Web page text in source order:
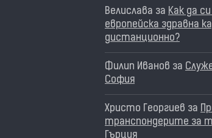
Велислава за Как да
европейска здравна
дистанционно?
Филип Иванов за
София
Христо Георгиев за
транспондерите за
Гърция